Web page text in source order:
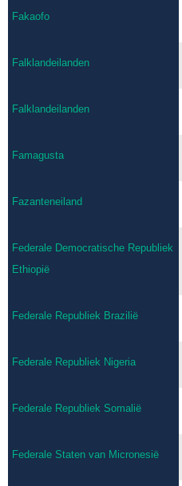
Fakaofo
Falklandeilanden
Falklandeilanden
Famagusta
Fazanteneiland
Federale Democratische Republiek
Ethiopië
Federale Republiek Brazilië
Federale Republiek Nigeria
Federale Republiek Somalië
Federale Staten van Micronesië